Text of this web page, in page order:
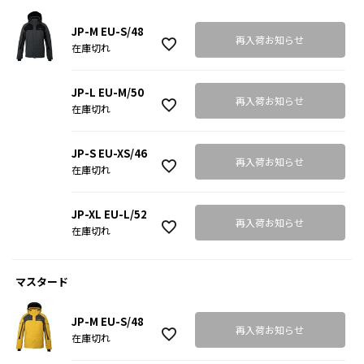
JP-M EU-S/48
在庫切れ
再入荷お知らせ
JP-L EU-M/50
在庫切れ
再入荷お知らせ
JP-S EU-XS/46
在庫切れ
再入荷お知らせ
JP-XL EU-L/52
在庫切れ
再入荷お知らせ
マスタード
JP-M EU-S/48
在庫切れ
再入荷お知らせ